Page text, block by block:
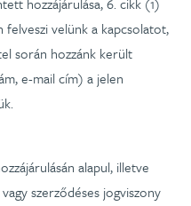
velünk a kapcsolatot,
során hozzánk került
e-mail cím) a jelen
alapul, illetve
szerződéses jogviszony